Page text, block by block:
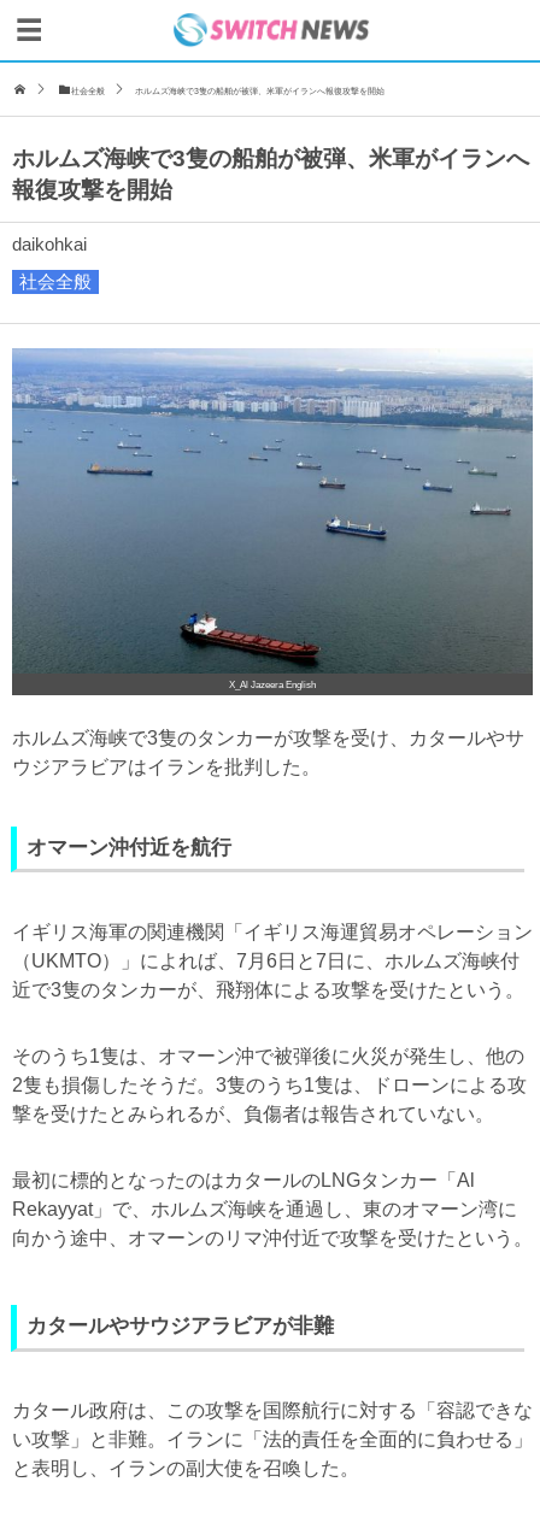
社会全般 ホルムズ海峡で3隻の船舶が被弾、米軍がイランへ報復攻撃を開始
ホルムズ海峡で3隻の船舶が被弾、米軍がイランへ
報復攻撃を開始
daikohkai
社会全般
X_Al Jazeera English
ホルムズ海峡で3隻のタンカーが攻撃を受け、カタールやサ
ウジアラビアはイランを批判した。
オマーン沖付近を航行
イギリス海軍の関連機関「イギリス海運貿易オペレーション
（UKMTO）」によれば、7月6日と7日に、ホルムズ海峡付
近で3隻のタンカーが、飛翔体による攻撃を受けたという。
そのうち1隻は、オマーン沖で被弾後に火災が発生し、他の
2隻も損傷したそうだ。3隻のうち1隻は、ドローンによる攻
撃を受けたとみられるが、負傷者は報告されていない。
最初に標的となったのはカタールのLNGタンカー「Al
Rekayyat」で、ホルムズ海峡を通過し、東のオマーン湾に
向かう途中、オマーンのリマ沖付近で攻撃を受けたという。
カタールやサウジアラビアが非難
カタール政府は、この攻撃を国際航行に対する「容認できな
い攻撃」と非難。イランに「法的責任を全面的に負わせる」
と表明し、イランの副大使を召喚した。